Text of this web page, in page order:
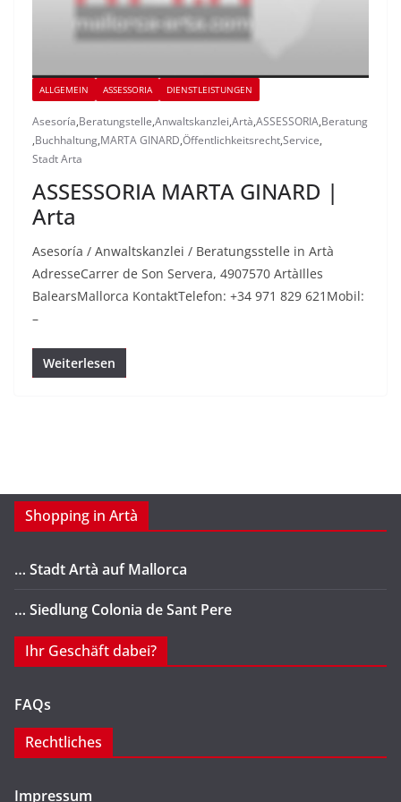
ALLGEMEIN ASSESSORIA DIENSTLEISTUNGEN
Asesoría,Beratungstelle,Anwaltskanzlei,Artà,ASSESSORIA,Beratung
,Buchhaltung,MARTA GINARD,Öffentlichkeitsrecht,Service,
Stadt Arta
ASSESSORIA MARTA GINARD |
Arta
Asesoría / Anwaltskanzlei / Beratungsstelle in Artà
AdresseCarrer de Son Servera, 4907570 ArtàIlles
BalearsMallorca KontaktTelefon: +34 971 829 621Mobil:
–
Weiterlesen
Shopping in Artà
… Stadt Artà auf Mallorca
… Siedlung Colonia de Sant Pere
Ihr Geschäft dabei?
FAQs
Rechtliches
Impressum